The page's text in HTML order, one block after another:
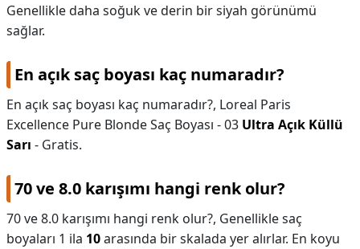
Genellikle daha soğuk ve derin bir siyah görünümü
sağlar.
En açık saç boyası kaç numaradır?
En açık saç boyası kaç numaradır?, Loreal Paris
Excellence Pure Blonde Saç Boyası - 03 Ultra Açık Küllü
Sarı - Gratis.
70 ve 8.0 karışımı hangi renk olur?
70 ve 8.0 karışımı hangi renk olur?, Genellikle saç
boyaları 1 ila 10arasında bir skalada yer alırlar. En koyu